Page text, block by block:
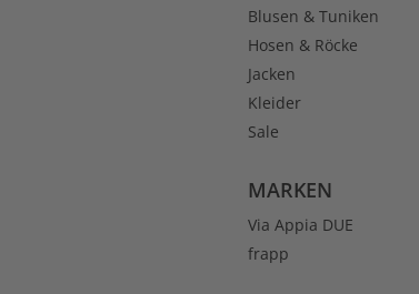
Blusen & Tuniken
Hosen & Röcke
Jacken
Kleider
Sale
MARKEN
Via Appia DUE
frapp